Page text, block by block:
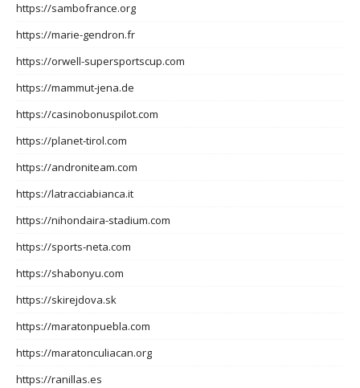
https://sambofrance.org
https://marie-gendron.fr
https://orwell-supersportscup.com
https://mammut-jena.de
https://casinobonuspilot.com
https://planet-tirol.com
https://androniteam.com
https://latracciabianca.it
https://nihondaira-stadium.com
https://sports-neta.com
https://shabonyu.com
https://skirejdova.sk
https://maratonpuebla.com
https://maratonculiacan.org
https://ranillas.es